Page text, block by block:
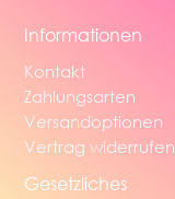
Informationen
Kontakt
Zahlungsarten
Versandoptionen
Vertrag widerrufen
Gesetzliches